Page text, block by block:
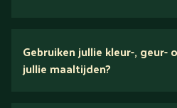
Gebruiken jullie kleur-,
jullie maaltijden?